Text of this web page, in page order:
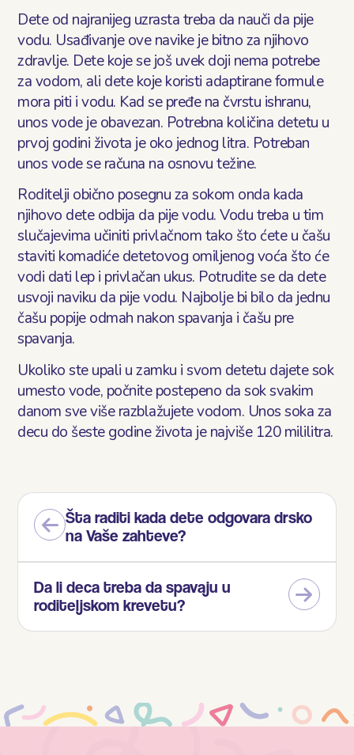
Dete od najranijeg uzrasta treba da nauči da pije
vodu. Usađivanje ove navike je bitno za njihovo
zdravlje. Dete koje se još uvek doji nema potrebe
za vodom, ali dete koje koristi adaptirane formule
mora piti i vodu. Kad se pređe na čvrstu ishranu,
unos vode je obavezan. Potrebna količina detetu u
prvoj godini života je oko jednog litra. Potreban
unos vode se računa na osnovu težine.
Roditelji obično posegnu za sokom onda kada
njihovo dete odbija da pije vodu. Vodu treba u tim
slučajevima učiniti privlačnom tako što ćete u čašu
staviti komadiće detetovog omiljenog voća što će
vodi dati lep i privlačan ukus. Potrudite se da dete
usvoji naviku da pije vodu. Najbolje bi bilo da jednu
čašu popije odmah nakon spavanja i čašu pre
spavanja.
Ukoliko ste upali u zamku i svom detetu dajete sok
umesto vode, počnite postepeno da sok svakim
danom sve više razblažujete vodom. Unos soka za
decu do šeste godine života je najviše 120 mililitra.
Šta raditi kada dete odgovara drsko
na Vaše zahteve?
Da li deca treba da spavaju u
roditeljskom krevetu?